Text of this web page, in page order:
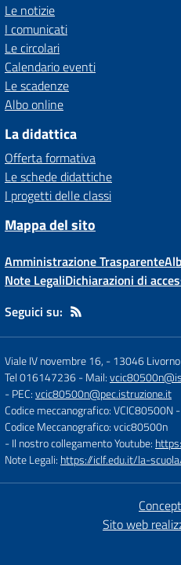
Le notizie
I comunicati
Le circolari
Calendario eventi
Le scadenze
Albo online
La didattica
Offerta formativa
Le schede didattiche
I progetti delle classi
Mappa del sito
Amministrazione Trasparente
Note LegaliDichiarazioni di
Seguici su:
Viale IV novembre 16, -13046
Tel 016147236- Mail:
- PEC:vcic80500n@pec.istruzione.it
Codice meccanografico: VCIC80500N
Codice Meccanografico: vcic80500n
- Il nostro collegamento Youtube:
Note Legali: https://iclf.edu.it/la-
Sito web